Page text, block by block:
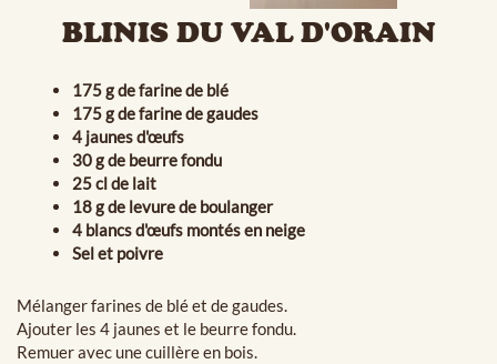
BLINIS DU VAL D'ORAIN
175 g de farine de blé
175 g de farine de gaudes
4 jaunes d'œufs
30 g de beurre fondu
25 cl de lait
18 g de levure de boulanger
4 blancs d'œufs montés en neige
Sel et poivre
Mélanger farines de blé et de gaudes.
Ajouter les 4 jaunes et le beurre fondu.
Remuer avec une cuillère en bois.